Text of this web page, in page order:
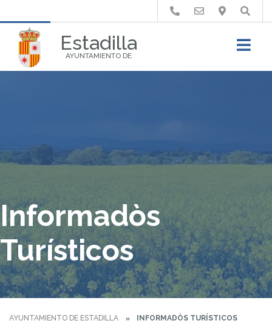
Estadilla
AYUNTAMIENTO DE
Buscar
Informadòs
Turísticos
AYUNTAMIENTO DE ESTADILLA INFORMADÒS TURÍSTICOS